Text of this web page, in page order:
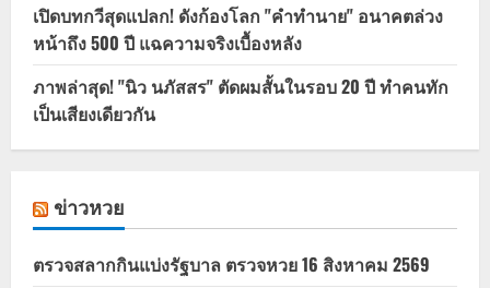
เปิดบทกวีสุดแปลก! ดังก้องโลก "คำทำนาย" อนาคตล่วง
หน้าถึง 500 ปี แฉความจริงเบื้องหลัง
ภาพล่าสุด! "นิว นภัสสร" ตัดผมสั้นในรอบ 20 ปี ทำคนทัก
เป็นเสียงเดียวกัน
ข่าวหวย
ตรวจสลากกินแบ่งรัฐบาล ตรวจหวย 16 สิงหาคม 2569